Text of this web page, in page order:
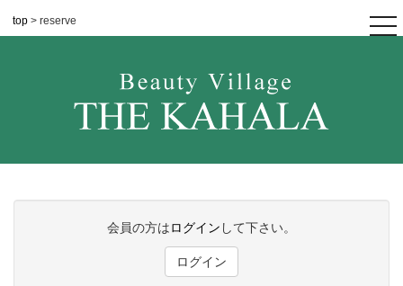
top > reserve
会員の方はログイン して下さい。
ログイン